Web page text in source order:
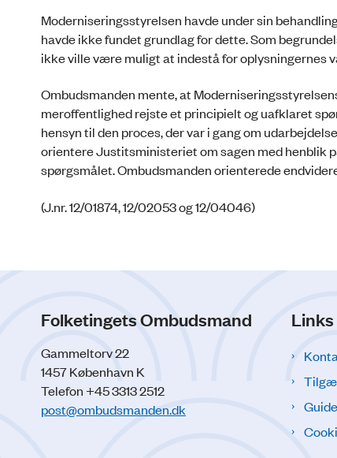
Moderniseringsstyrelsen havde under sin
havde ikke fundet grundlag for dette. Som
ikke ville være muligt at indestå for oplysningernes
Ombudsmanden mente, at
meroffentlighed rejste et principielt og uafklaret
hensyn til den proces, der var i gang om
orientere Justitsministeriet om sagen med henblik
spørgsmålet. Ombudsmanden orienterede
(J.nr. 12/01874, 12/02053 og 12/04046)
Folketingets Ombudsmand
Gammeltorv 22
1457 København K
Telefon +45 3313 2512
post@ombudsmanden.dk
Links